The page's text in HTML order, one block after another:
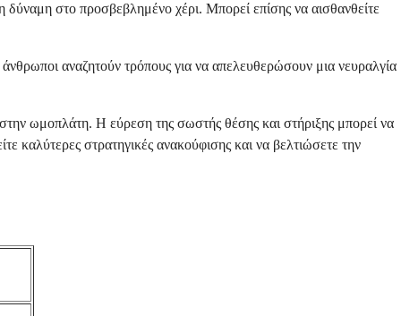
στο προσβεβλημένο χέρι. Μπορεί επίσης να αισθανθείτε
αναζητούν τρόπους για να απελευθερώσουν μια νευραλγία
ωμοπλάτη. Η εύρεση της σωστής θέσης και στήριξης μπορεί να
καλύτερες στρατηγικές ανακούφισης και να βελτιώσετε την